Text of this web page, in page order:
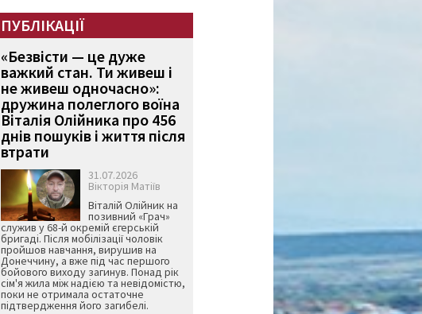
ПУБЛІКАЦІЇ
«Безвісти — це дуже
важкий стан. Ти живеш і
не живеш одночасно»:
дружина полеглого воїна
Віталія Олійника про 456
днів пошуків і життя після
втрати
31.07.2026
Вікторія Матіїв
Віталій Олійник на
позивний «Грач»
служив у 68-й окремій єгерській
бригаді. Після мобілізації чоловік
пройшов навчання, вирушив на
Донеччину, а вже під час першого
бойового виходу загинув. Понад рік
сім'я жила між надією та невідомістю,
поки не отримала остаточне
підтвердження його загибелі.